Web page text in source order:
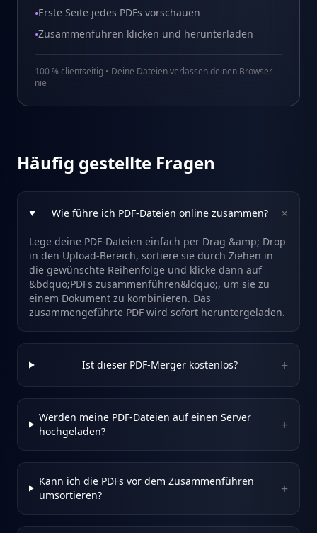
•Erste Seite jedes PDFs vorschauen
•Zusammenführen klicken und herunterladen
100 % clientseitig • Deine Dateien verlassen deinen Browser
nie
Häufig gestellte Fragen
Wie führe ich PDF-Dateien online zusammen? +
Lege deine PDF-Dateien einfach per Drag &amp; Drop
in den Upload-Bereich, sortiere sie durch Ziehen in
die gewünschte Reihenfolge und klicke dann auf
&bdquo;PDFs zusammenführen&ldquo;, um sie zu
einem Dokument zu kombinieren. Das
zusammengeführte PDF wird sofort heruntergeladen.
Ist dieser PDF-Merger kostenlos? +
Werden meine PDF-Dateien auf einen Server
hochgeladen?
+
Kann ich die PDFs vor dem Zusammenführen
umsortieren?
+